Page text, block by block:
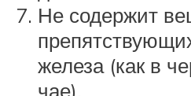
Не содержит
железа (как в
чае).